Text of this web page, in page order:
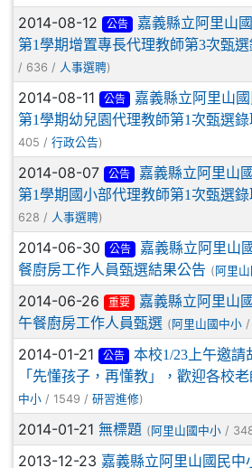
2014-08-12 公告
嘉義縣立阿里山
第1學期增置專長代理教師第3次甄
/ 636 / 人事選聘)
2014-08-11 公告
嘉義縣立阿里山
第1學期幼兒園代理教師第1次甄選錄
405 / 行政公告)
2014-08-07 公告
嘉義縣立阿里山
第1學期國小部代理教師第1次甄選錄
628 / 人事選聘)
2014-06-30 公告
嘉義縣立阿里山
餐廚房工作人員甄選結果公告 (阿里
2014-06-26 重要
嘉義縣立阿里山
午餐廚房工作人員甄選 ( 阿里山國中小 /
2014-01-21 公告
本校1/23上午邀請
「先懂孩子，再懂教」，歡迎各校
中小 / 1549 / 研習進修)
2014-01-21 無標題 ( 阿里山國中小 /
2013-12-23 嘉義縣立阿里山國民中